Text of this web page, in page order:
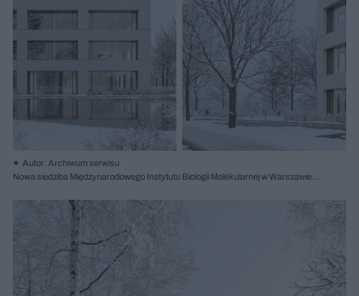
Autor: Archiwum serwisu
Nowa siedziba Międzynarodowego Instytutu Biologii Molekularnej w Warszawie,